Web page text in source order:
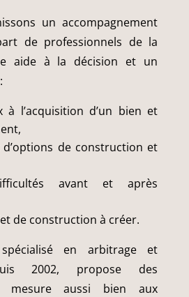
un accompagnement
de professionnels de la
aide à la décision et un
à l’acquisition d’un bien et
de construction et
avant et après
de construction à créer.
en arbitrage et
2002, propose des
mesure aussi bien aux